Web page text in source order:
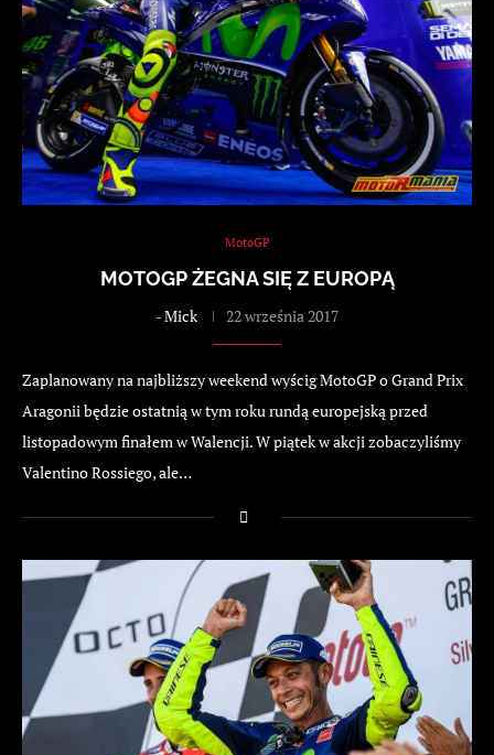
MotoGP
MOTOGP ŻEGNA SIĘ Z EUROPĄ
-Mick 22 września 2017
Zaplanowany na najbliższy weekend wyścig MotoGP o Grand Prix
Aragonii będzie ostatnią w tym roku rundą europejską przed
listopadowym finałem w Walencji. W piątek w akcji zobaczyliśmy
Valentino Rossiego, ale…